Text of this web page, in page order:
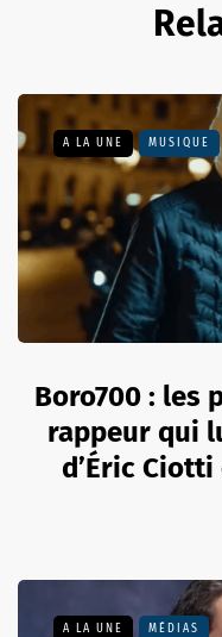
A LA UNE MUSIQUE
Boro700 : les
rappeur qui
d’Éric
A LA UNE MÉDIAS